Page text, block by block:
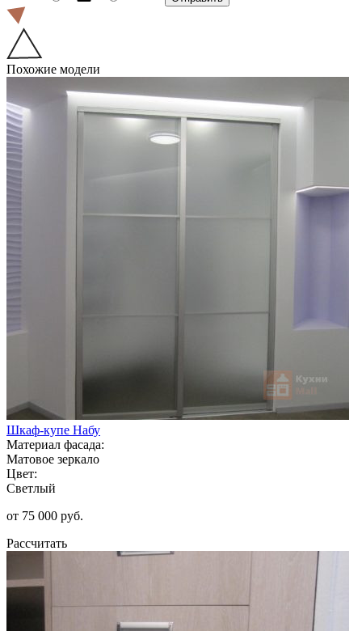
Похожие модели
Шкаф-купе Набу
Материал фасада:
Матовое зеркало
Цвет:
Светлый
от 75 000 руб.
Рассчитать